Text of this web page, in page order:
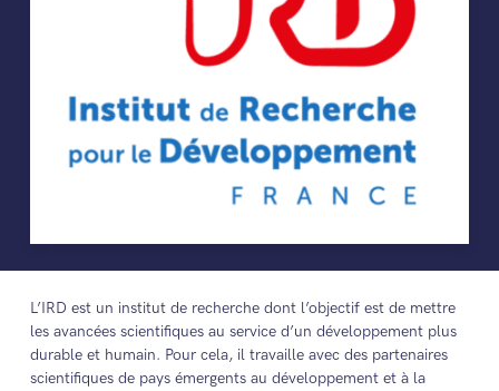
L’IRD est un institut de recherche dont l’objectif est de mettre
les avancées scientifiques au service d’un développement plus
durable et humain. Pour cela, il travaille avec des partenaires
scientifiques de pays émergents au développement et à la